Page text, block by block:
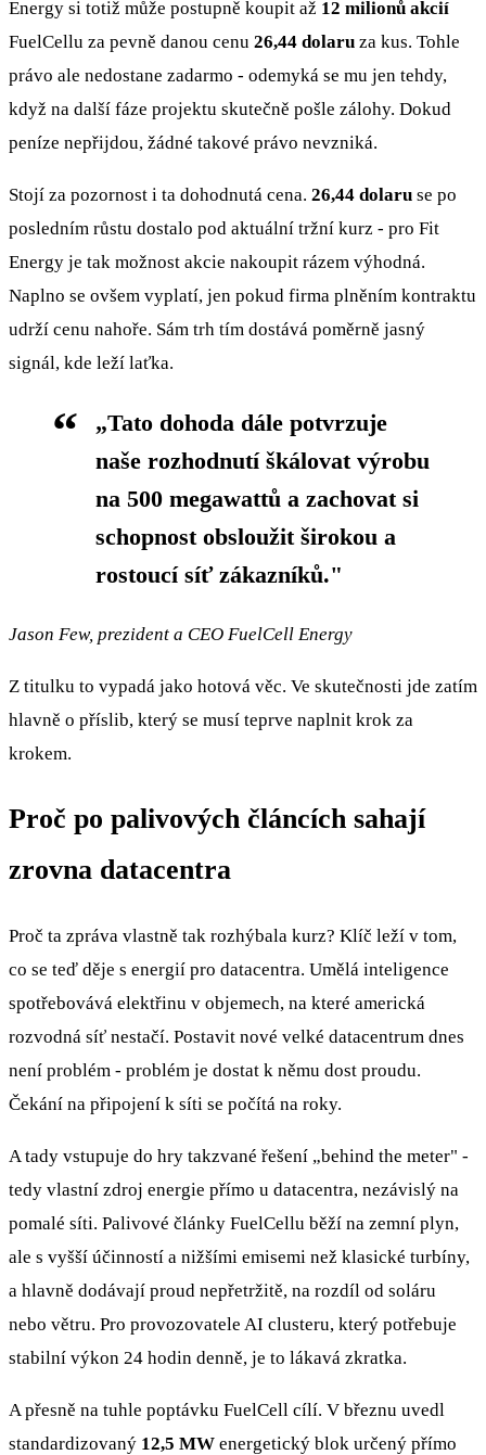
Energy si totiž může postupně koupit až 12 milionů akcií
FuelCellu za pevně danou cenu 26,44 dolaru za kus. Tohle
právo ale nedostane zadarmo - odemyká se mu jen tehdy,
když na další fáze projektu skutečně pošle zálohy. Dokud
peníze nepřijdou, žádné takové právo nevzniká.
Stojí za pozornost i ta dohodnutá cena. 26,44 dolaru se po
posledním růstu dostalo pod aktuální tržní kurz - pro Fit
Energy je tak možnost akcie nakoupit rázem výhodná.
Naplno se ovšem vyplatí, jen pokud firma plněním kontraktu
udrží cenu nahoře. Sám trh tím dostává poměrně jasný
signál, kde leží laťka.
„Tato dohoda dále potvrzuje
naše rozhodnutí škálovat výrobu
na 500 megawattů a zachovat si
schopnost obsloužit širokou a
rostoucí síť zákazníků."
Jason Few, prezident a CEO FuelCell Energy
Z titulku to vypadá jako hotová věc. Ve skutečnosti jde zatím
hlavně o příslib, který se musí teprve naplnit krok za
krokem.
Proč po palivových článcích sahají
zrovna datacentra
Proč ta zpráva vlastně tak rozhýbala kurz? Klíč leží v tom,
co se teď děje s energií pro datacentra. Umělá inteligence
spotřebovává elektřinu v objemech, na které americká
rozvodná síť nestačí. Postavit nové velké datacentrum dnes
není problém - problém je dostat k němu dost proudu.
Čekání na připojení k síti se počítá na roky.
A tady vstupuje do hry takzvané řešení „behind the meter" -
tedy vlastní zdroj energie přímo u datacentra, nezávislý na
pomalé síti. Palivové články FuelCellu běží na zemní plyn,
ale s vyšší účinností a nižšími emisemi než klasické turbíny,
a hlavně dodávají proud nepřetržitě, na rozdíl od soláru
nebo větru. Pro provozovatele AI clusteru, který potřebuje
stabilní výkon 24 hodin denně, je to lákavá zkratka.
A přesně na tuhle poptávku FuelCell cílí. V březnu uvedl
standardizovaný 12,5 MW energetický blok určený přímo